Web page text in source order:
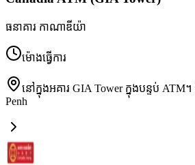
ធនាគារ កាណាឌីយ៉ា
ម៉ោងធ្វើការ
នៅក្នុងអគារ GIA Tower ក្នុងបន្ទប់ ATM
Penh